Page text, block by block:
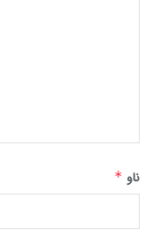
ناو *